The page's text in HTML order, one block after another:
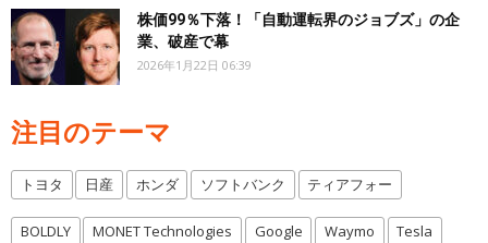
株価99％下落！「自動運転界のジョブズ」の企
業、破産で幕
2026年1月22日 06:39
注目のテーマ
トヨタ 日産 ホンダ ソフトバンク ティアフォー
BOLDLY MONET Technologies Google Waymo Tesla